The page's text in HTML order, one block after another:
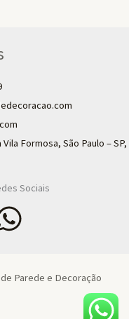
Formosa, São Paulo – SP,
Sociais
Parede e Decoração